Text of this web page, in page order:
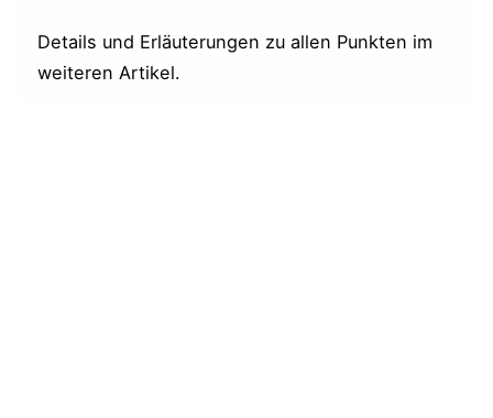
Details und Erläuterungen zu allen Punkten im
weiteren Artikel.